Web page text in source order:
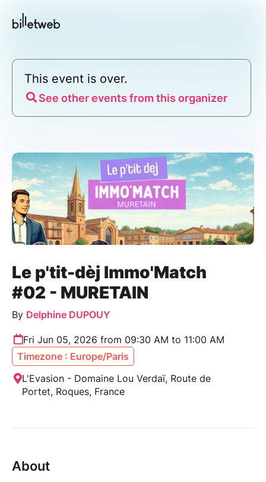
This event is over.
See other events from this organizer
Le p'tit-dèj Immo'Match
#02 - MURETAIN
By Delphine DUPOUY
Fri Jun 05, 2026 from 09:30 AM to 11:00 AM
Timezone : Europe/Paris
L'Evasion - Domaine Lou Verdaï, Route de
Portet, Roques, France
About